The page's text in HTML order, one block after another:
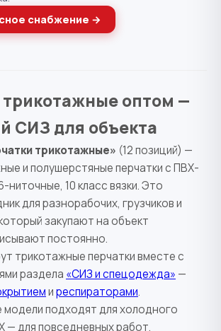
снабжение →
оптом —
СИЗ для объекта
трикотажные» (12 позиций) —
и полушерстяные перчатки с ПВХ-
ниточные, 10 класс вязки. Это
для разнорабочих, грузчиков и
закупают на объект
постоянно.
трикотажные перчатки вместе с
раздела «СИЗ и спецодежда» —
иреспираторами.
подходят для холодного
— для повседневных работ.